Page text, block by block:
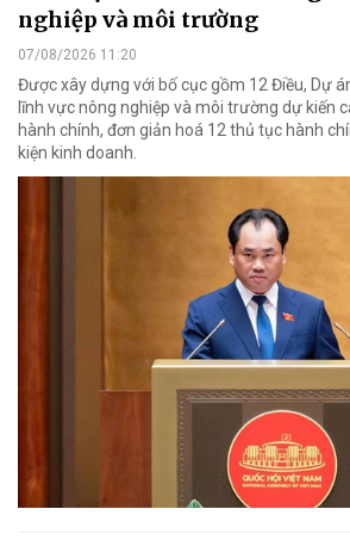
nghiệp và môi trường
07/08/2026 11:20
Được xây dựng với bố cục gồm 12 Điều, Dự
lĩnh vực nông nghiệp và môi trường dự kiến
hành chính, đơn giản hoá 12 thủ tục hành
kiện kinh doanh.